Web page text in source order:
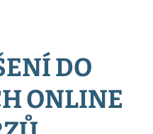
DO
ONLINE